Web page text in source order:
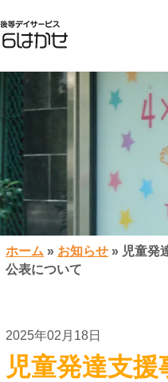
ホーム » お知らせ » 児童発
公表について
2025年02月18日
児童発達支